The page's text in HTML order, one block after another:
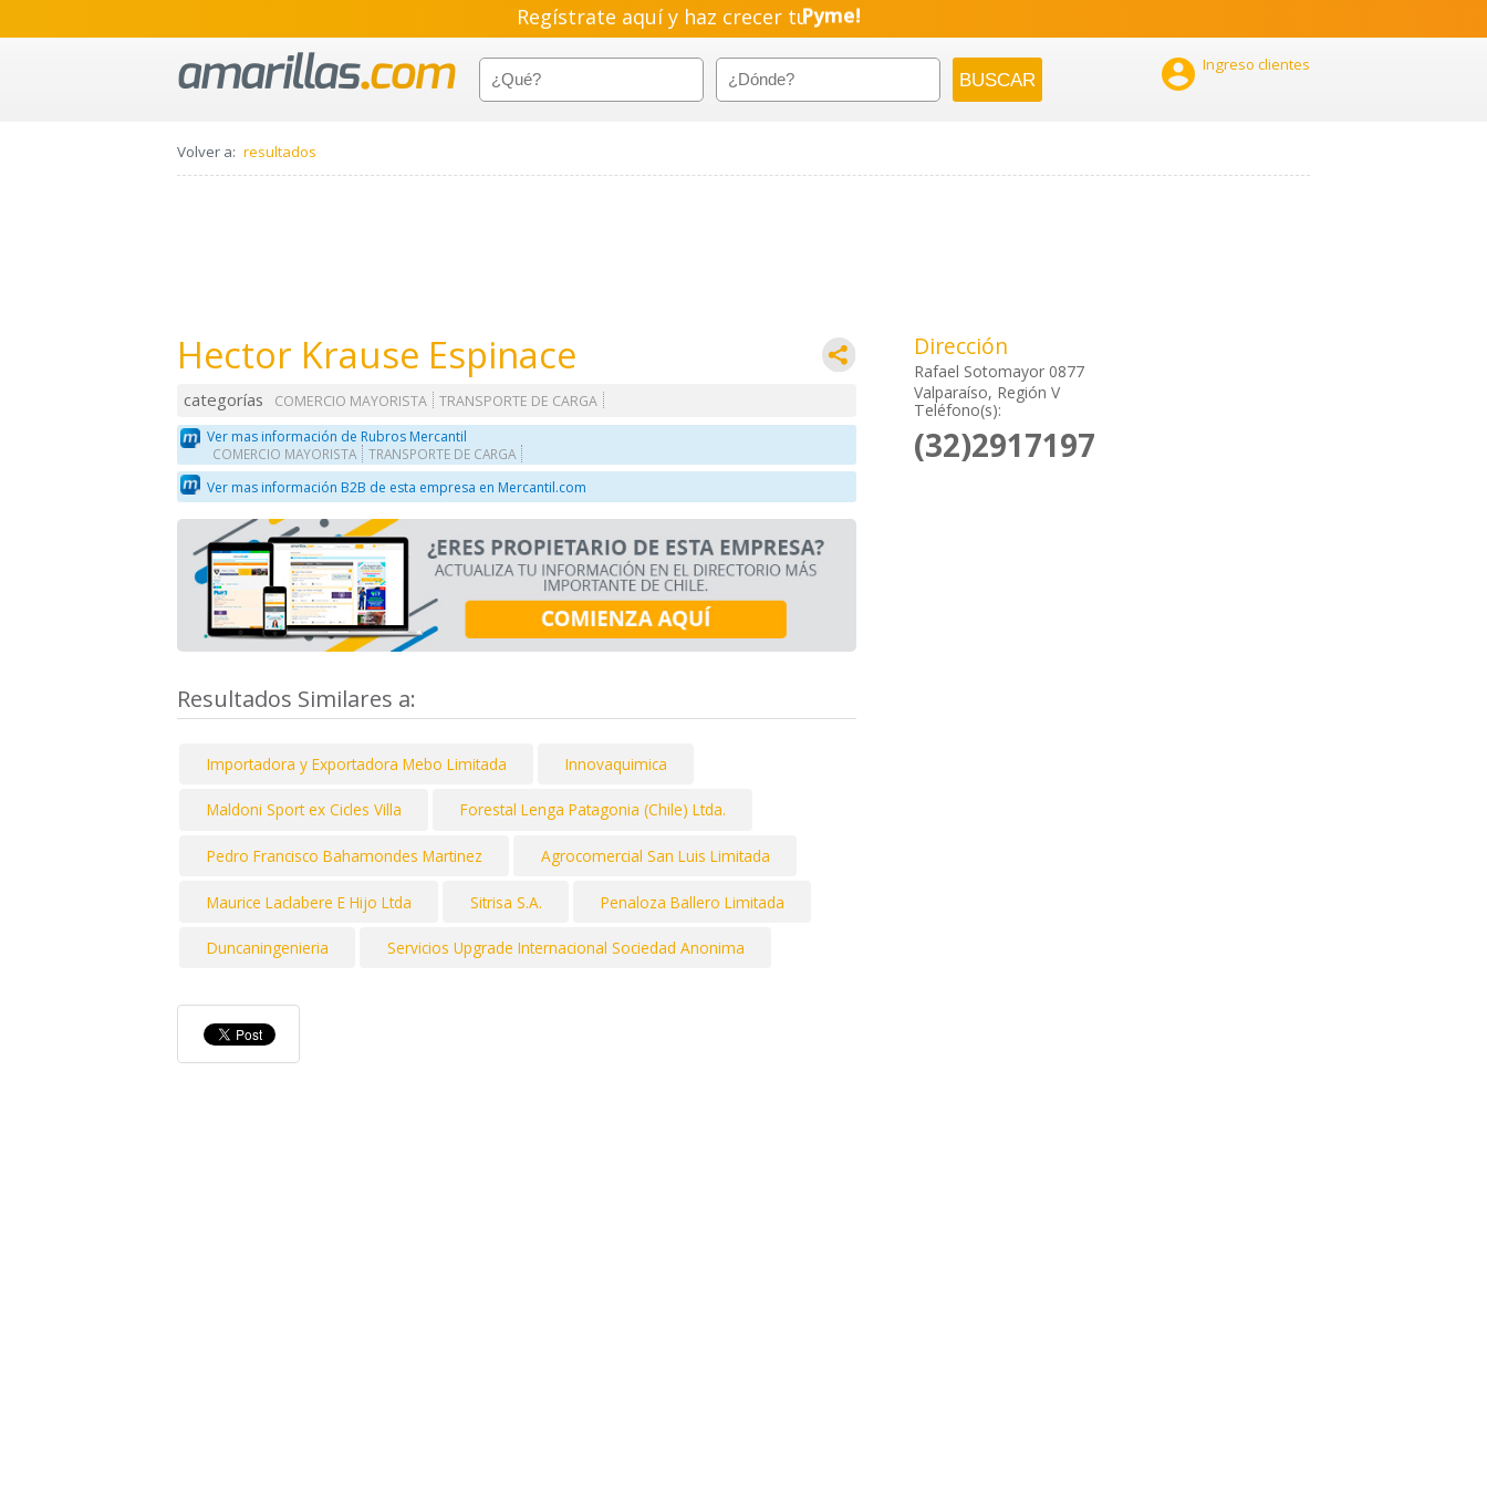
Regístrate aquí y haz crecer tuPyme!
Emprendimiento!
 Ingreso clientes
Volver a: resultados
Hector Krause Espinace
categorías COMERCIO MAYORISTA
TRANSPORTE DE CARGA
Ver mas información de Rubros Mercantil
COMERCIO MAYORISTA TRANSPORTE DE CARGA
Ver mas información B2B de esta empresa en Mercantil.com
Resultados Similares a:
Importadora y Exportadora Mebo Limitada Innovaquimica
Maldoni Sport ex Cicles Villa Forestal Lenga Patagonia (Chile) Ltda.
Pedro Francisco Bahamondes Martinez Agrocomercial San Luis Limitada
Maurice Laclabere E Hijo Ltda Sitrisa S.A. Penaloza Ballero Limitada
Duncaningenieria Servicios Upgrade Internacional Sociedad Anonima
Dirección
Rafael Sotomayor 0877
Valparaíso, Región V
Teléfono(s):
(32)2917197